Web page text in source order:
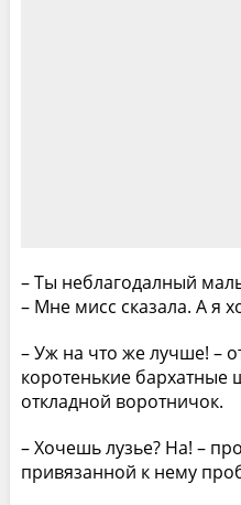
– Ты неблагодалный
– Мне мисс сказала. А я
– Уж на что же лучше! –
коротенькие
откладной воротничок.
– Хочешь лузье? На! –
привязанной к нему